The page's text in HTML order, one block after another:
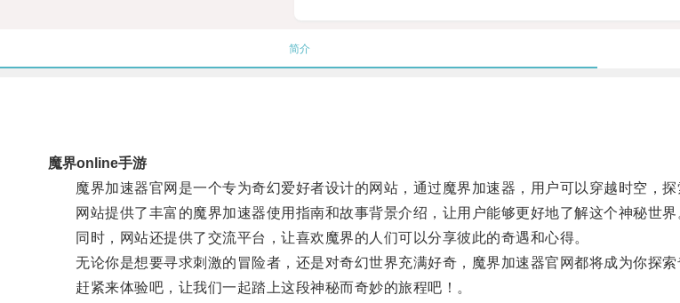
简介
魔界online手游
魔界加速器官网是一个专为奇幻爱好者设计的网站，通过魔界加速器，用户可以穿越时空，探
网站提供了丰富的魔界加速器使用指南和故事背景介绍，让用户能够更好地了解这个神秘世界
同时，网站还提供了交流平台，让喜欢魔界的人们可以分享彼此的奇遇和心得。
无论你是想要寻求刺激的冒险者，还是对奇幻世界充满好奇，魔界加速器官网都将成为你探索
赶紧来体验吧，让我们一起踏上这段神秘而奇妙的旅程吧！。